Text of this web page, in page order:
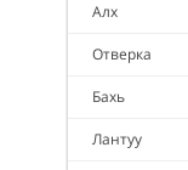
Алх
Отверка
Бахь
Лантуу